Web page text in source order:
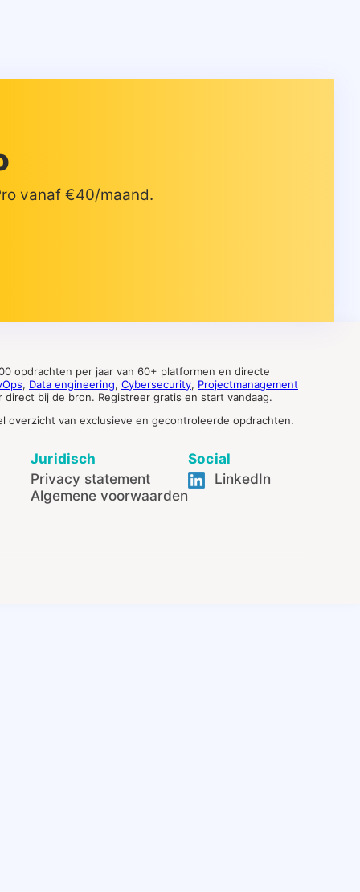
vanaf €40/maand.
opdrachten per jaar van 60+ platformen en directe
, Data engineering, Cybersecurity, Projectmanagement
bij de bron. Registreer gratis en start vandaag.
overzicht van exclusieve en gecontroleerde opdrachten.
Juridisch
Privacy statement
Algemene voorwaarden
Social
LinkedIn